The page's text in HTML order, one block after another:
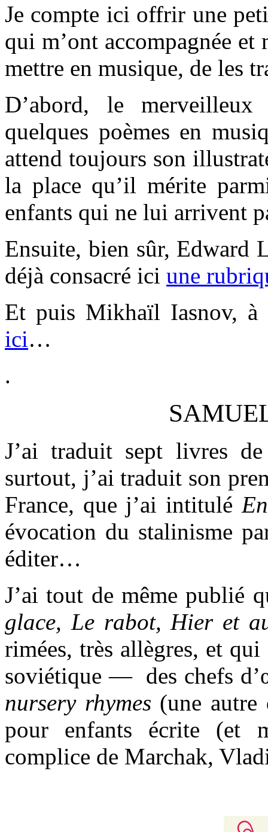
Je compte ici offrir une
qui m’ont accompagnée
mettre en musique, de les
D’abord, le
quelques poèmes en
attend toujours son
la place qu’il mérite
enfants qui ne lui arrivent
Ensuite, bien sûr, Edward
déjà consacré ici une
Et puis Mikhaïl Iasnov, à
ici…
.
J’ai traduit sept livres
surtout, j’ai traduit son
France, que j’ai intitulé
évocation du stalinisme
éditer…
J’ai tout de même publié
glace, Le rabot, Hier et
rimées, très allègres, et
soviétique — des chefs
nursery rhymes (une autre
pour enfants écrite (et
complice de Marchak,